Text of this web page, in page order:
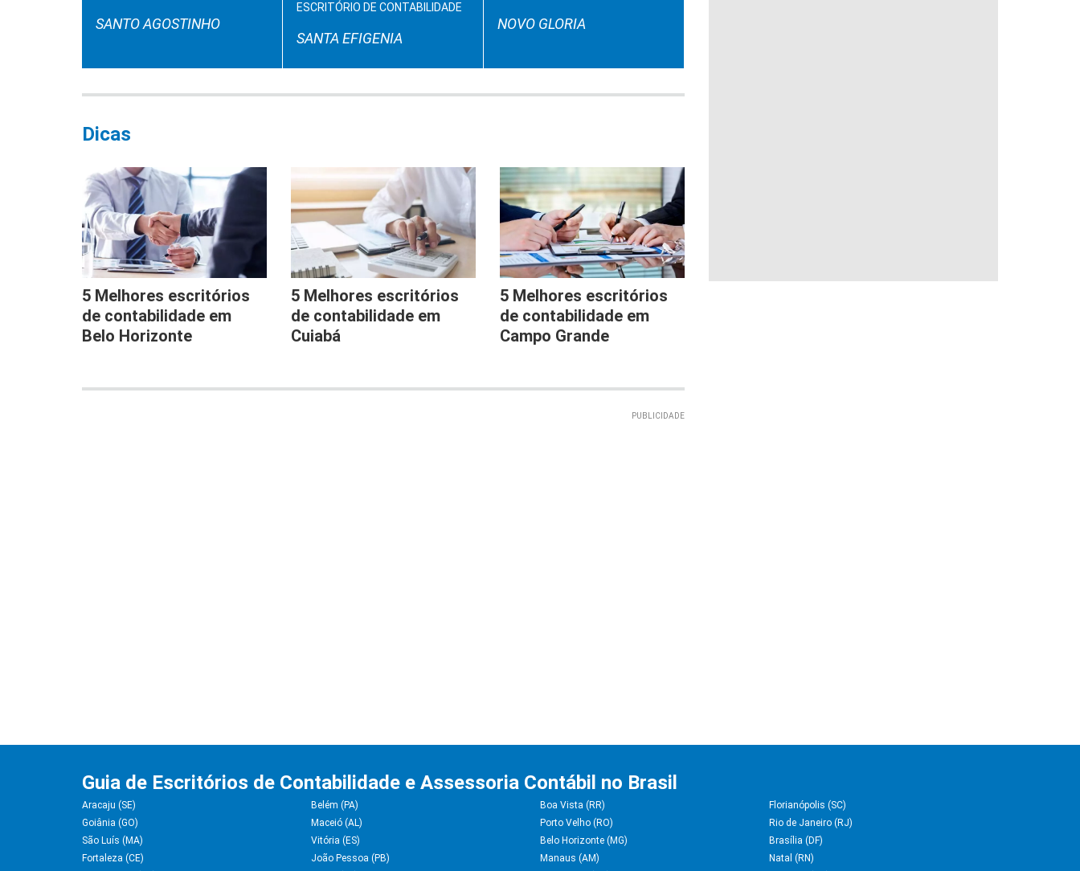
SANTO AGOSTINHO
ESCRITÓRIO DE CONTABILIDADE
SANTA EFIGENIA
NOVO GLORIA
Dicas
5 Melhores escritórios
de contabilidade em
Belo Horizonte
5 Melhores escritórios
de contabilidade em
Cuiabá
5 Melhores escritórios
de contabilidade em
Campo Grande
PUBLICIDADE
Guia de Escritórios de Contabilidade e Assessoria Contábil no Brasil
Aracaju (SE) Belém (PA) Boa Vista (RR)
Florianópolis (SC)
Goiânia (GO)
Maceió (AL) Porto Velho (RO)
Rio de Janeiro (RJ)
São Luís (MA)
Vitória (ES) Belo Horizonte (MG)
Brasília (DF)
Fortaleza (CE)
João Pessoa (PB) Manaus (AM)
Natal (RN)